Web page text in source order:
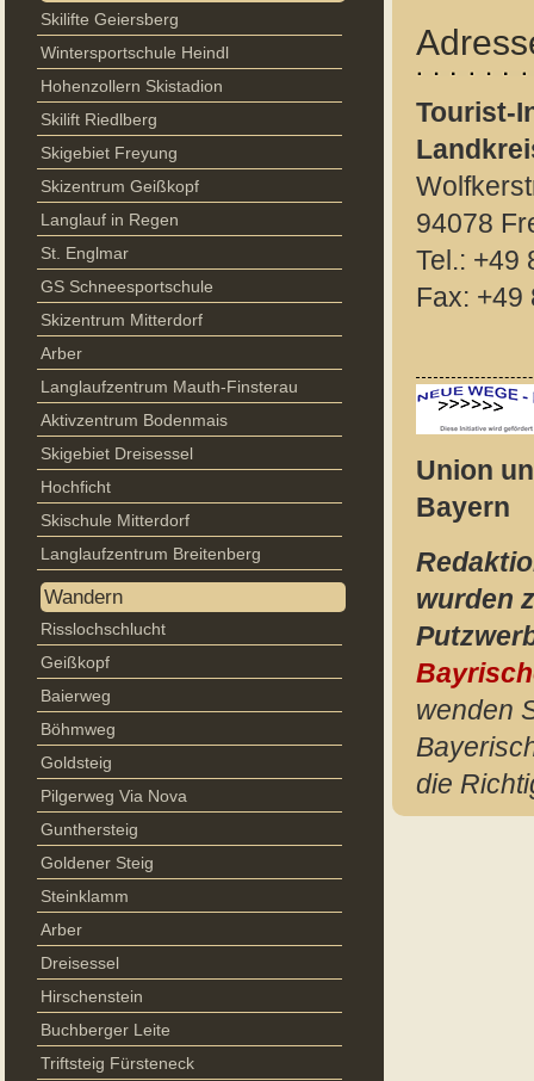
Skilifte Geiersberg
Wintersportschule Heindl
Hohenzollern Skistadion
Skilift Riedlberg
Skigebiet Freyung
Skizentrum Geißkopf
Langlauf in Regen
St. Englmar
GS Schneesportschule
Skizentrum Mitterdorf
Arber
Langlaufzentrum Mauth-Finsterau
Aktivzentrum Bodenmais
Skigebiet Dreisessel
Hochficht
Skischule Mitterdorf
Langlaufzentrum Breitenberg
Wandern
Risslochschlucht
Geißkopf
Baierweg
Böhmweg
Goldsteig
Pilgerweg Via Nova
Gunthersteig
Goldener Steig
Steinklamm
Arber
Dreisessel
Hirschenstein
Buchberger Leite
Triftsteig Fürsteneck
Tourist-
94078
Tel.: +49
Fax: +49
Union
Bayern
wurden
wenden
die